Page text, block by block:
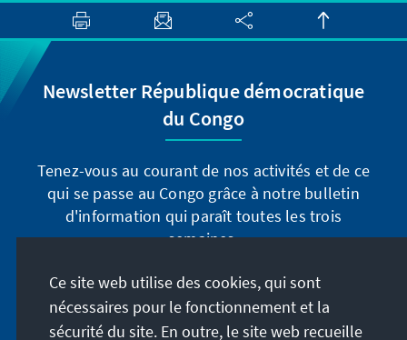
Newsletter République démocratique
du Congo
Tenez-vous au courant de nos activités et de ce
qui se passe au Congo grâce à notre bulletin
d'information qui paraît toutes les trois
semaines.
Inscrivez-vous maintenant
Ce site web utilise des cookies, qui sont
nécessaires pour le fonctionnement et la
sécurité du site. En outre, le site web recueille